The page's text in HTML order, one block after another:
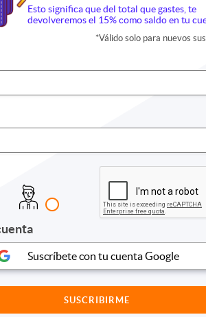
Esto significa que del total que gastes, te
devolveremos el 15% como saldo en tu
*Válido solo para nuevos
Suscríbete con tu cuenta Google